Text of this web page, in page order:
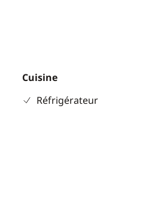
Cuisine
Réfrigérateur